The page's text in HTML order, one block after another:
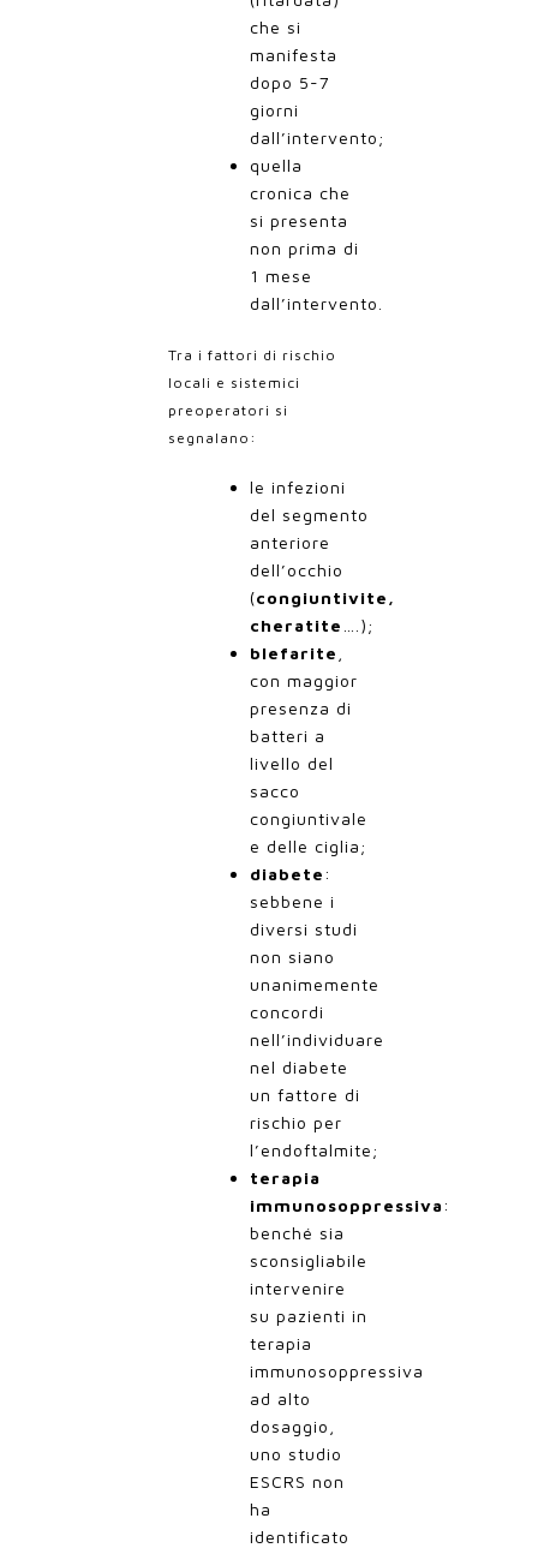
che si
manifesta
dopo 5-7
giorni
dall’intervento;
quella
cronica che
si presenta
non prima di
1 mese
dall’intervento.
Tra i fattori di rischio
locali e sistemici
preoperatori si
segnalano:
le infezioni
del segmento
anteriore
dell’occhio
(congiuntivite,
cheratite
….);
blefarite
con maggior
presenza di
batteri a
livello del
sacco
congiuntivale
e delle ciglia;
diabete :
sebbene i
diversi studi
non siano
unanimemente
concordi
nell’individuare
nel diabete
un fattore di
rischio per
l’endoftalmite;
terapia
immunosoppressiva :
benché sia
sconsigliabile
intervenire
su pazienti in
terapia
immunosoppressiva
ad alto
dosaggio,
uno studio
ESCRS non
ha
identificato